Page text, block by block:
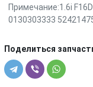
Примечание:1.6i
0130303333
Поделиться